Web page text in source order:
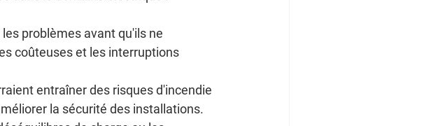
problèmes avant qu'ils ne
coûteuses et les interruptions
entraîner des risques d'incendie
la sécurité des installations.